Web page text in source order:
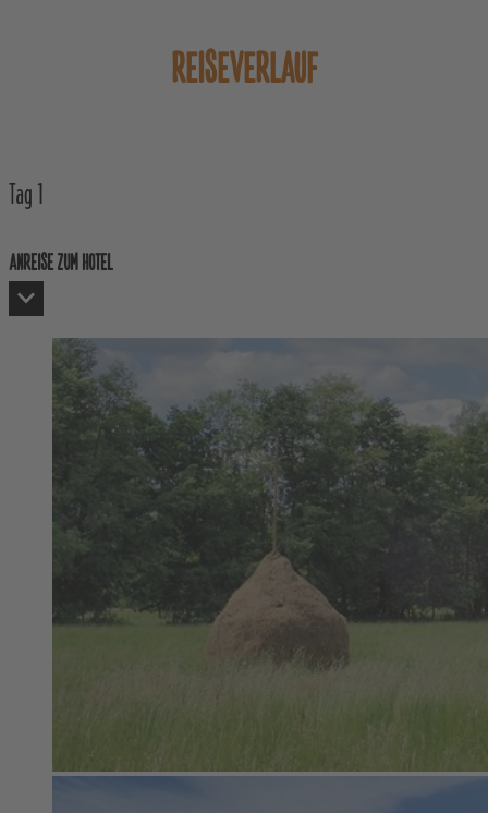
REISEVERLAUF
Tag 1
ANREISE ZUM HOTEL